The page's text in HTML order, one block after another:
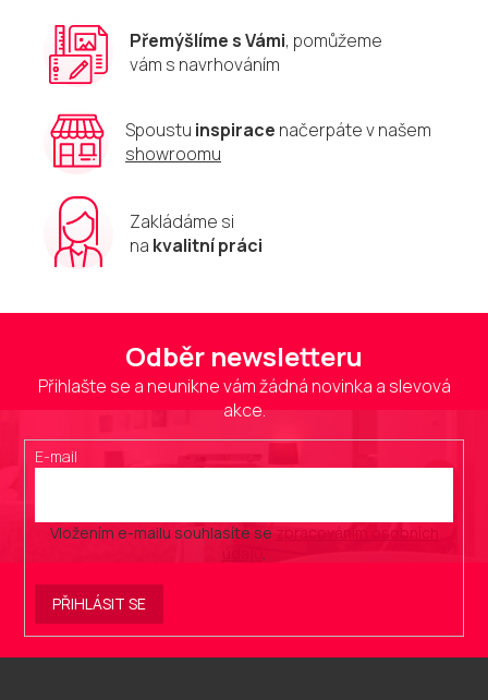
Přemýšlíme s Vámi, pomůžeme
vám s navrhováním
Spoustu inspirace načerpáte v našem
showroomu
Zakládáme si
na kvalitní práci
Odběr newsletteru
Přihlašte se a neunikne vám žádná novinka a slevová
akce.
E-mail
Vložením e-mailu souhlasíte se zpracováním osobních
.
PŘIHLÁSIT SE